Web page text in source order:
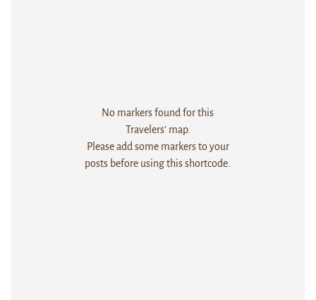
No markers found for this
Travelers' map.
Please add some markers to your
posts before using this shortcode.